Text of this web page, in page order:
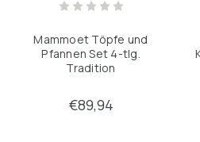
Mammoet Töpfe und
Pfannen Set 4-tlg.
Tradition
€89,94